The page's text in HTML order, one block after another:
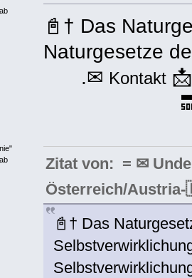
📓† Das
Naturgesetze
.✉ Kontakt
Zitat von: = ✉
Österreich/
📓† Das